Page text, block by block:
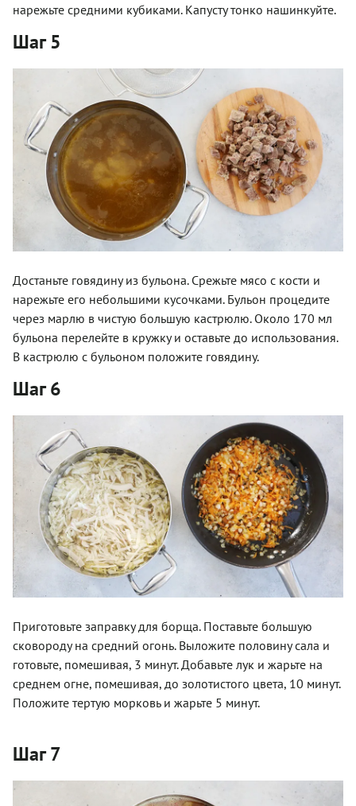
нарежьте средними кубиками. Капусту тонко нашинкуйте.
Шаг 5
Достаньте говядину из бульона. Срежьте мясо с кости и
нарежьте его небольшими кусочками. Бульон процедите
через марлю в чистую большую кастрюлю. Около 170 мл
бульона перелейте в кружку и оставьте до использования.
В кастрюлю с бульоном положите говядину.
Шаг 6
Приготовьте заправку для борща. Поставьте большую
сковороду на средний огонь. Выложите половину сала и
готовьте, помешивая, 3 минут. Добавьте лук и жарьте на
среднем огне, помешивая, до золотистого цвета, 10 минут.
Положите тертую морковь и жарьте 5 минут.
Шаг 7